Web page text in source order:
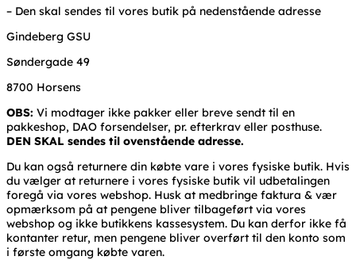
– Den skal sendes til vores butik på nedenstående adresse
Gindeberg GSU
Søndergade 49
8700 Horsens
OBS: Vi modtager ikke pakker eller breve sendt til en
pakkeshop, DAO forsendelser, pr. efterkrav eller posthuse.
DEN SKAL sendes til ovenstående adresse.
Du kan også returnere din købte vare i vores fysiske butik. Hvis
du vælger at returnere i vores fysiske butik vil udbetalingen
foregå via vores webshop. Husk at medbringe faktura & vær
opmærksom på at pengene bliver tilbageført via vores
webshop og ikke butikkens kassesystem. Du kan derfor ikke få
kontanter retur, men pengene bliver overført til den konto som
i første omgang købte varen.